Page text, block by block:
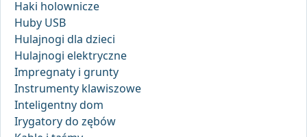
Haki holownicze
Huby USB
Hulajnogi dla dzieci
Hulajnogi elektryczne
Impregnaty i grunty
Instrumenty klawiszowe
Inteligentny dom
Irygatory do zębów